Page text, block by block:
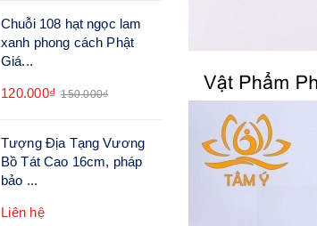
Chuỗi 108 hạt ngọc lam
xanh phong cách Phật
Giá...
120.000₫ 150.000₫
Tượng Địa Tạng Vương
Bồ Tát Cao 16cm, pháp
bảo ...
Liên hệ